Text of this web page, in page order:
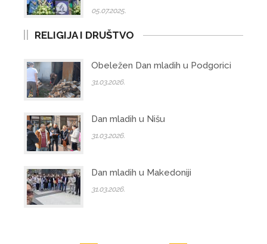
05.07.2025.
RELIGIJA I DRUŠTVO
Obeležen Dan mladih u Podgorici
31.03.2026.
Dan mladih u Nišu
31.03.2026.
Dan mladih u Makedoniji
31.03.2026.